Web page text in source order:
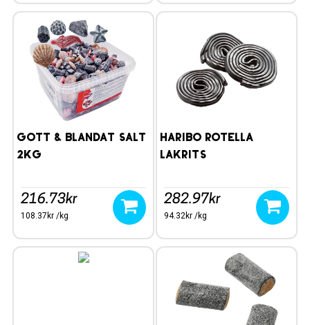
Gott & Blandat Salt
2kg
216.73kr
108.37kr /kg
Haribo Rotella
Lakrits
282.97kr
94.32kr /kg